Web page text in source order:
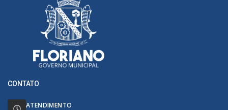
CONTATO
ATENDIMENTO